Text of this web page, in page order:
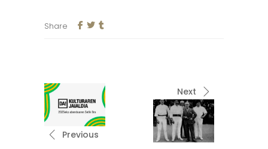
Share
Previous
Next